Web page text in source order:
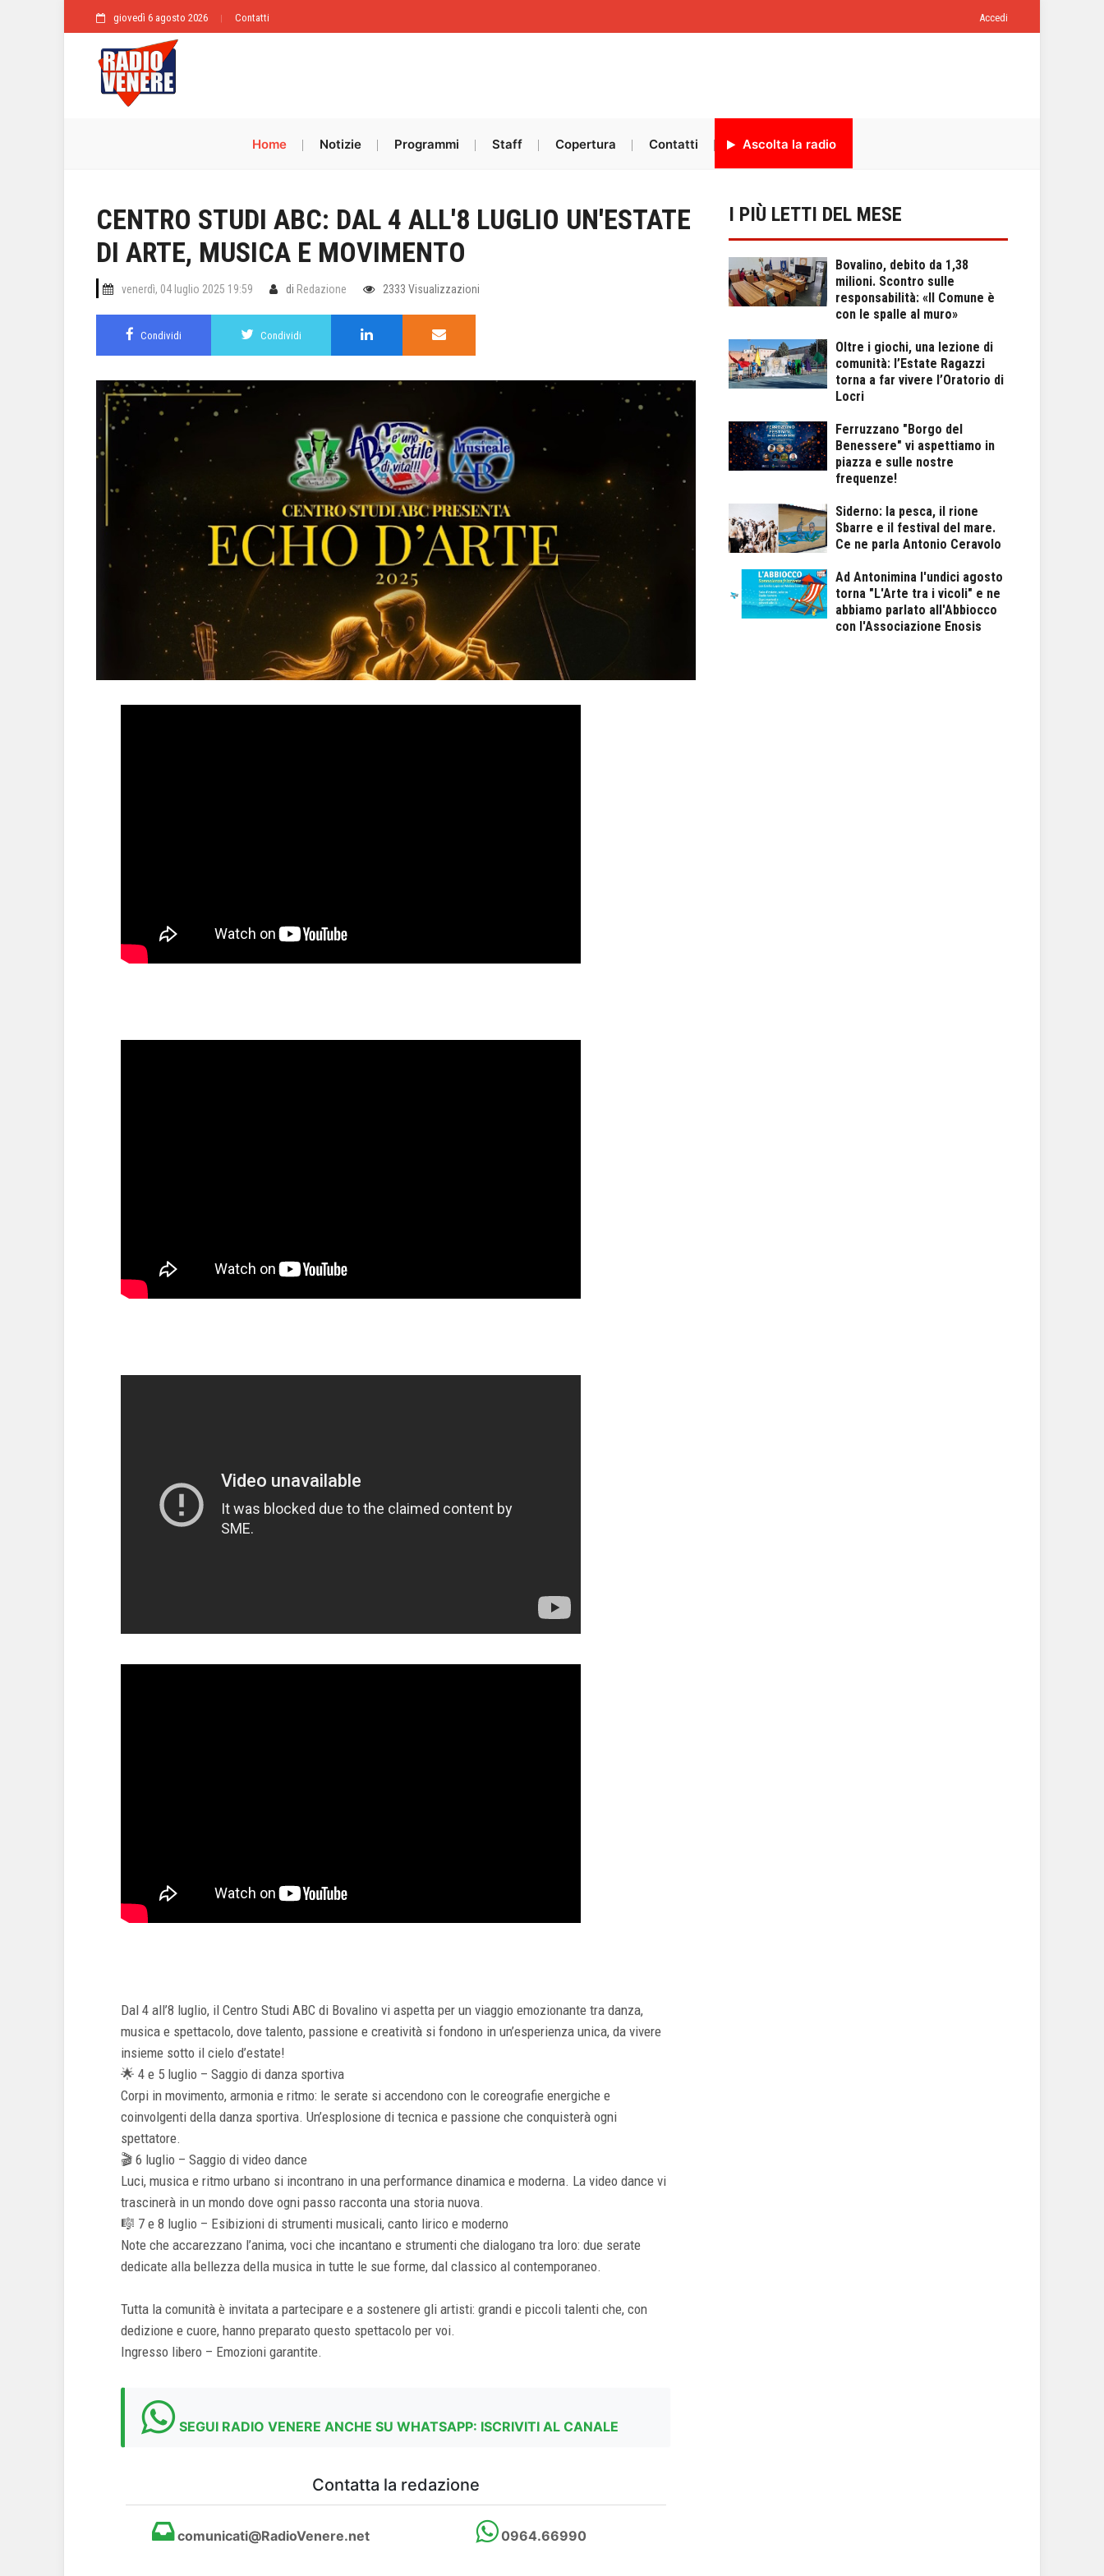
giovedì 6 agosto 2026 Contatti Accedi
Home Notizie Programmi Staff Copertura Contatti Ascolta la radio
CENTRO STUDI ABC: DAL 4 ALL'8 LUGLIO UN'ESTATE
DI ARTE, MUSICA E MOVIMENTO
venerdì, 04 luglio 2025 19:59 di Redazione 2333 Visualizzazioni
Condividi Condividi
Dal 4 all’8 luglio, il Centro Studi ABC di Bovalino vi aspetta per un viaggio emozionante tra danza,
musica e spettacolo, dove talento, passione e creatività si fondono in un’esperienza unica, da vivere
insieme sotto il cielo d’estate!
🌟 4 e 5 luglio – Saggio di danza sportiva
Corpi in movimento, armonia e ritmo: le serate si accendono con le coreografie energiche e
coinvolgenti della danza sportiva. Un’esplosione di tecnica e passione che conquisterà ogni
spettatore.
🎬 6 luglio – Saggio di video dance
Luci, musica e ritmo urbano si incontrano in una performance dinamica e moderna. La video dance vi
trascinerà in un mondo dove ogni passo racconta una storia nuova.
🎼 7 e 8 luglio – Esibizioni di strumenti musicali, canto lirico e moderno
Note che accarezzano l’anima, voci che incantano e strumenti che dialogano tra loro: due serate
dedicate alla bellezza della musica in tutte le sue forme, dal classico al contemporaneo.
Tutta la comunità è invitata a partecipare e a sostenere gli artisti: grandi e piccoli talenti che, con
dedizione e cuore, hanno preparato questo spettacolo per voi.
Ingresso libero – Emozioni garantite.
SEGUI RADIO VENERE ANCHE SU WHATSAPP: ISCRIVITI AL CANALE
Contatta la redazione
comunicati@RadioVenere.net 0964.66990
I PIÙ LETTI DEL MESE
Bovalino, debito da 1,38
milioni. Scontro sulle
responsabilità: «Il Comune è
con le spalle al muro»
Oltre i giochi, una lezione di
comunità: l’Estate Ragazzi
torna a far vivere l’Oratorio di
Locri
Ferruzzano "Borgo del
Benessere" vi aspettiamo in
piazza e sulle nostre
frequenze!
Siderno: la pesca, il rione
Sbarre e il festival del mare.
Ce ne parla Antonio Ceravolo
Ad Antonimina l'undici agosto
torna "L'Arte tra i vicoli" e ne
abbiamo parlato all'Abbiocco
con l'Associazione Enosis